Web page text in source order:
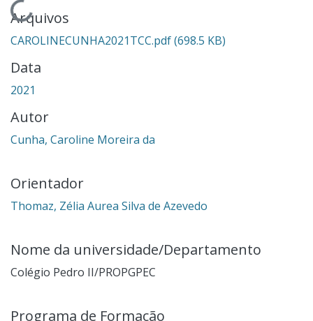
Carregando...
Arquivos
CAROLINECUNHA2021TCC.pdf(698.5 KB)
Data
2021
Autor
Cunha, Caroline Moreira da
Orientador
Thomaz, Zélia Aurea Silva de Azevedo
Nome da universidade/Departamento
Colégio Pedro II/PROPGPEC
Programa de Formação